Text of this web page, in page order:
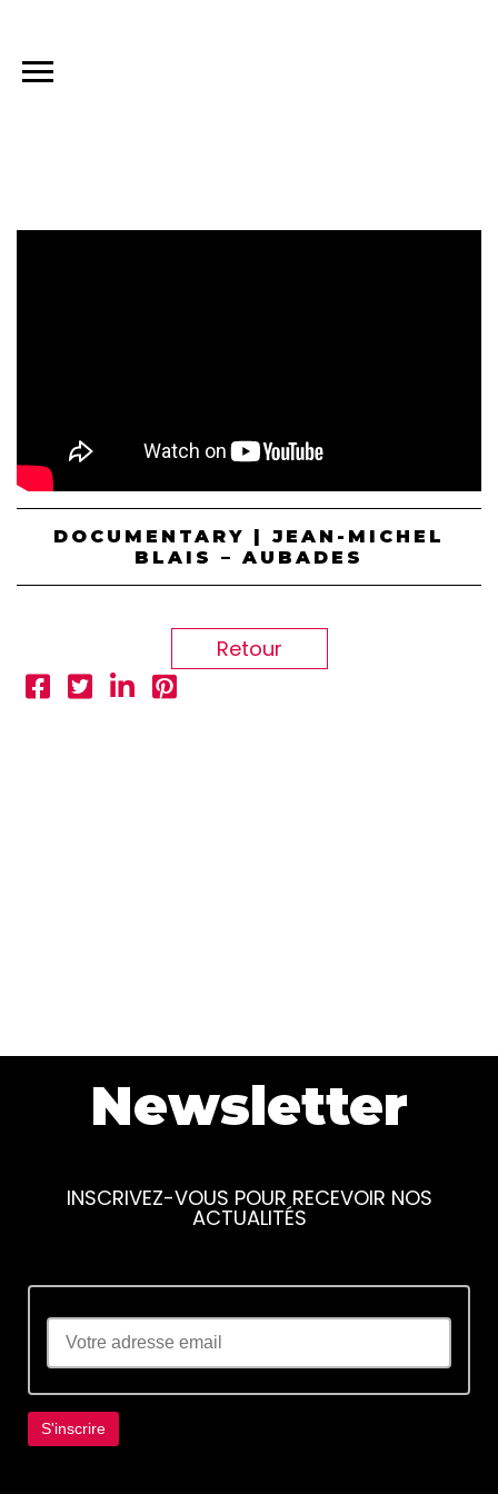
DOCUMENTARY | JEAN-MICHEL
BLAIS – AUBADES
Retour
Newsletter
INSCRIVEZ-VOUS POUR RECEVOIR NOS
ACTUALITÉS